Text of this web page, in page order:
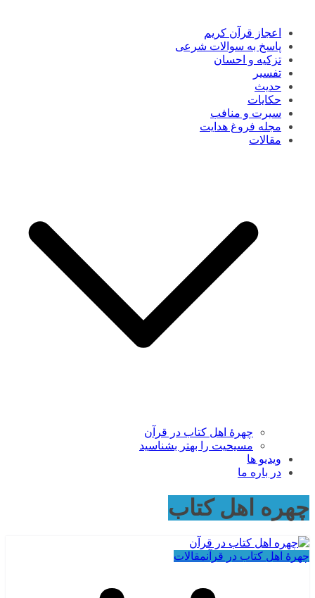
اعجاز قرآن کریم
پاسخ به سوالات شرعی
تزکیه و احسان
تفسیر
حدیث
حکایات
سیرت و منافب
مجله فروغ هدایت
مقالات
چهرۀ اهل کتاب در قرآن
مسیحیت را بهتر بشناسید
ویدیو ها
در باره ما
چهره اهل کتاب
چهرۀ اهل کتاب در قرآنمقالات